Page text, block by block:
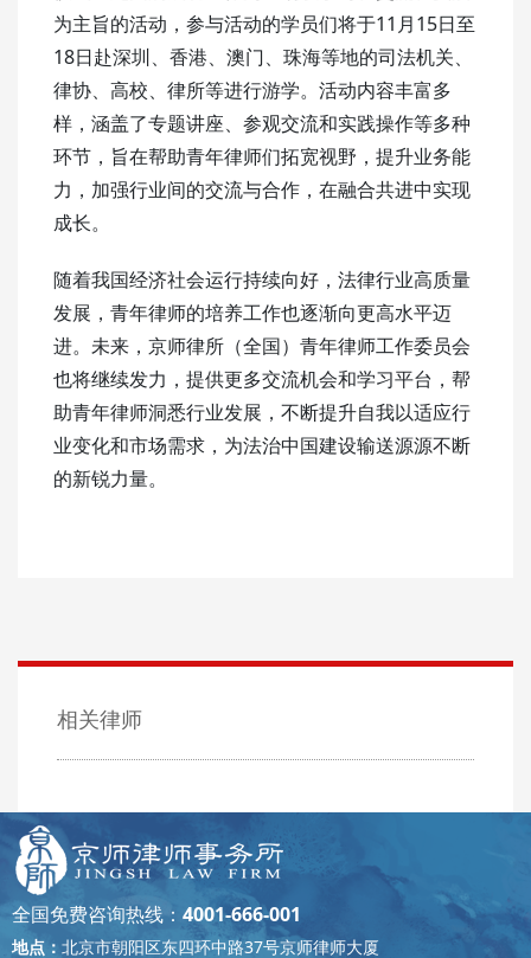
为主旨的活动，参与活动的学员们将于11月15日至
18日赴深圳、香港、澳门、珠海等地的司法机关、
律协、高校、律所等进行游学。活动内容丰富多
样，涵盖了专题讲座、参观交流和实践操作等多种
环节，旨在帮助青年律师们拓宽视野，提升业务能
力，加强行业间的交流与合作，在融合共进中实现
成长。
随着我国经济社会运行持续向好，法律行业高质量
发展，青年律师的培养工作也逐渐向更高水平迈
进。未来，京师律所（全国）青年律师工作委员会
也将继续发力，提供更多交流机会和学习平台，帮
助青年律师洞悉行业发展，不断提升自我以适应行
业变化和市场需求，为法治中国建设输送源源不断
的新锐力量。
相关律师
全国免费咨询热线： 4001-666-001
地点： 北京市朝阳区东四环中路37号京师律师大厦